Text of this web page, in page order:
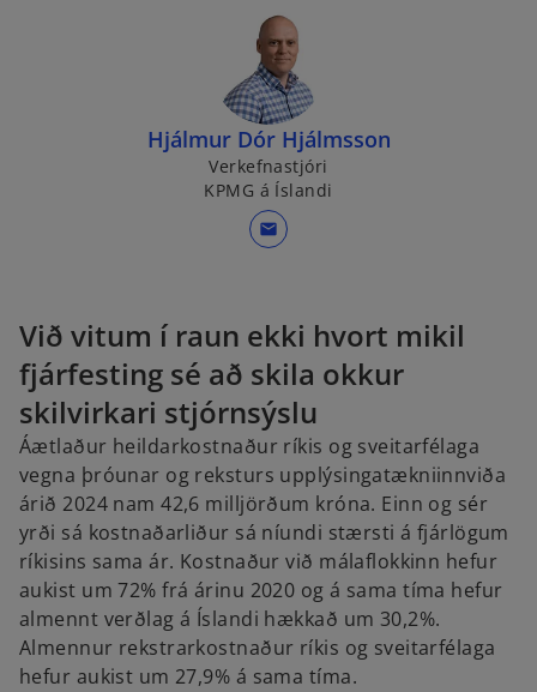
Hjálmur Dór Hjálmsson
Verkefnastjóri
KPMG á Íslandi
mail
Við vitum í raun ekki hvort mikil
fjárfesting sé að skila okkur
skilvirkari stjórnsýslu
Áætlaður heildarkostnaður ríkis og sveitarfélaga
vegna þróunar og reksturs upplýsingatækniinnviða
árið 2024 nam 42,6 milljörðum króna. Einn og sér
yrði sá kostnaðarliður sá níundi stærsti á fjárlögum
ríkisins sama ár. Kostnaður við málaflokkinn hefur
aukist um 72% frá árinu 2020 og á sama tíma hefur
almennt verðlag á Íslandi hækkað um 30,2%.
Almennur rekstrarkostnaður ríkis og sveitarfélaga
hefur aukist um 27,9% á sama tíma.